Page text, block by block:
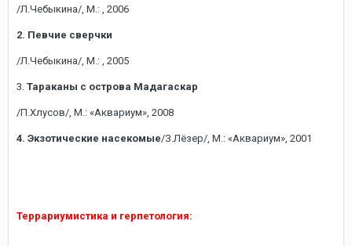
/Л.Чебыкина/, М.: , 2006
2. Певчие сверчки
/Л.Чебыкина/, М.: , 2005
3. Тараканы с острова Мадагаскар
/П.Хлусов/, М.: «Аквариум», 2008
4. Экзотические насекомые/З.Лёзер/, М.: «Аквариум», 2001
Террариумистика и герпетология: